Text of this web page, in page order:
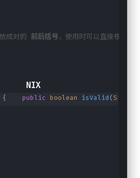
成对的 前后括号，使用时可以直接根据
{ public boolean isValid (String